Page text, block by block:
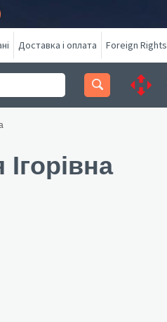
Доставка і оплата Foreign Rights